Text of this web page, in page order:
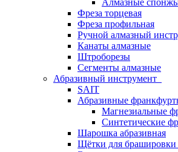
Алмазные
Фреза торцевая
Фреза профильная
Ручной алмазный
Канаты алмазные
Штроборезы
Сегменты алмазные
Абразивный инструмент
SAIT
Абразивные
Магнезиальные
Синтетические
Шарошка абразивная
Щётки для брашировки